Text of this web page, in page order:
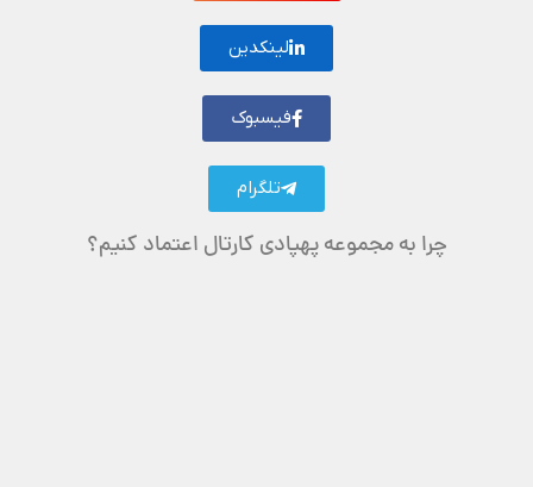
لینکدین
فیسبوک
تلگرام
چرا به مجموعه پهپادی کارتال اعتماد کنیم؟